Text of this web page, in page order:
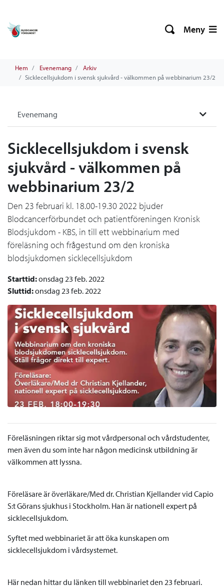
Meny
Hem Evenemang
Arkiv
Sicklecellsjukdom i svensk sjukvård - välkommen på webbinarium 23/2
Evenemang
Sicklecellsjukdom i svensk
sjukvård - välkommen på
webbinarium 23/2
Den 23 februari kl. 18.00-19.30 2022 bjuder
Blodcancerförbundet och patientföreningen Kronisk
Blodsjukdom - KBS, in till ett webbinarium med
föreläsning och frågestund om den kroniska
blodsjukdomen sicklecellsjukdom
Starttid:onsdag 23 feb. 2022
Sluttid:onsdag 23 feb. 2022
Föreläsningen riktar sig mot vårdpersonal och vårdstudenter,
men även du som inte har någon medicinsk utbildning är
välkommen att lyssna.
Föreläsare är överläkare/Med dr. Christian Kjellander vid Capio
S:t Görans sjukhus i Stockholm. Han är nationell expert på
sicklecellsjukdom.
Syftet med webbinariet är att öka kunskapen om
sicklecellsjukdom i vårdsystemet.
Här nedan hittar du länken till webbinariet den 23 februari.